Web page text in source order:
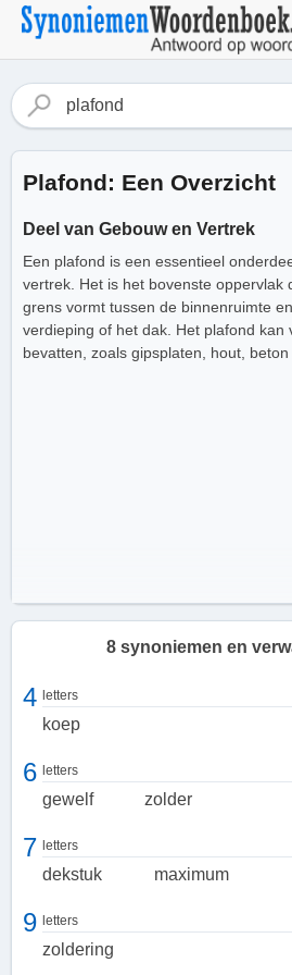
Plafond: Een Overzicht
Deel van Gebouw en Vertrek
Een plafond is een essentieel
vertrek. Het is het bovenste oppervlak
grens vormt tussen de binnenruimte
verdieping of het dak. Het plafond kan
bevatten, zoals gipsplaten, hout, beton
Een plafond kan ook dienen als een
waarbij het een decoratieve functie
8 synoniemen en
4 letters
koep
6 letters
gewelf zolder
7 letters
dekstuk maximum
9 letters
zoldering